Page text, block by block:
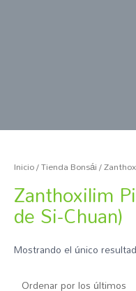
Inicio/Tienda Bonsái/
Zanthoxilim
de Si-Chuan)
Mostrando el único